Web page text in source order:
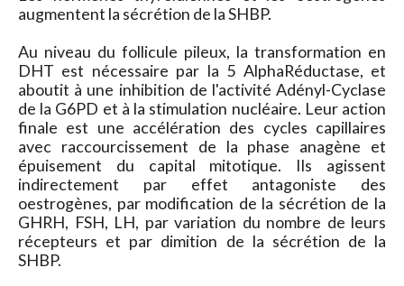
augmentent la sécrétion de la SHBP.
Au niveau du follicule pileux, la transformation en
DHT est nécessaire par la 5 AlphaRéductase, et
aboutit à une inhibition de l'activité Adényl-Cyclase
de la G6PD et à la stimulation nucléaire. Leur action
finale est une accélération des cycles capillaires
avec raccourcissement de la phase anagène et
épuisement du capital mitotique. Ils agissent
indirectement par effet antagoniste des
oestrogènes, par modification de la sécrétion de la
GHRH, FSH, LH, par variation du nombre de leurs
récepteurs et par dimition de la sécrétion de la
SHBP.